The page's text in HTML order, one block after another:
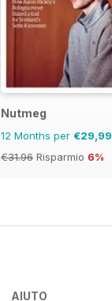
Nutmeg
12 Months per €29,99
€31.96 Risparmio 6%
AIUTO